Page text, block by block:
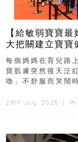
【給敏弱寶寶
大把關建立寶寶
每個媽媽在育兒路
寶肌膚突然後天泛
嚕」不舒服而哭鬧
29th July, 2026 ｜ In